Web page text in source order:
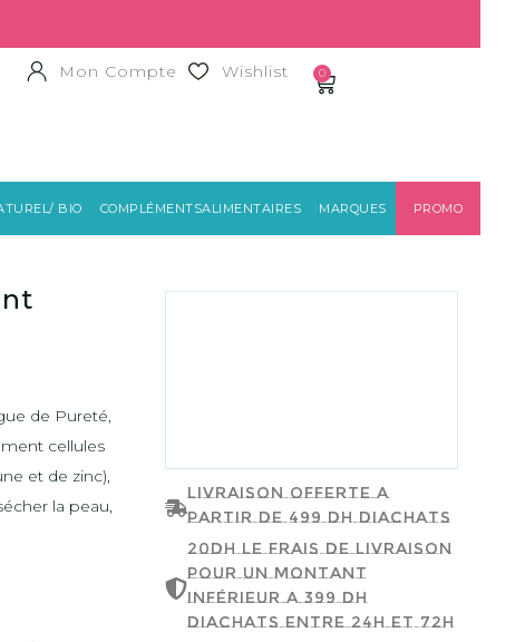
Mon Compte Wishlist 0
BIO COMPLÉMENTSALIMENTAIRES MARQUES PROMO
de Pureté,
cellules
et de zinc),
la peau,
Livraison offerte a
partir de 499 dh d'achats
20dh le frais de livraison
pour un montant
inférieur a 399 dh
d'achats entre 24h et 72h